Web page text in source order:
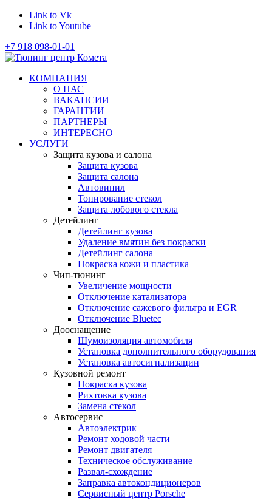
Link to Vk
Link to Youtube
+7 918 098-01-01
КОМПАНИЯ
О НАС
ВАКАНСИИ
ГАРАНТИИ
ПАРТНЕРЫ
ИНТЕРЕСНО
УСЛУГИ
Защита кузова и салона
Защита кузова
Защита салона
Автовинил
Тонирование стекол
Защита лобового стекла
Детейлинг
Детейлинг кузова
Удаление вмятин без покраски
Детейлинг салона
Покраска кожи и пластика
Чип-тюнинг
Увеличение мощности
Отключение катализатора
Отключение сажевого фильтра и EGR
Отключение Bluetec
Дооснащение
Шумоизоляция автомобиля
Установка дополнительного оборудования
Установка автосигнализации
Кузовной ремонт
Покраска кузова
Рихтовка кузова
Замена стекол
Автосервис
Автоэлектрик
Ремонт ходовой части
Ремонт двигателя
Техническое обслуживание
Развал-схождение
Заправка автокондиционеров
Сервисный центр Porsche